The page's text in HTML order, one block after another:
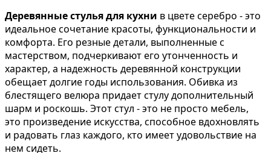
Деревянные стулья для кухни в цвете серебро - это
идеальное сочетание красоты, функциональности и
комфорта. Его резные детали, выполненные с
мастерством, подчеркивают его утонченность и
характер, а надежность деревянной конструкции
обещает долгие годы использования. Обивка из
блестящего велюра придает стулу дополнительный
шарм и роскошь. Этот стул - это не просто мебель,
это произведение искусства, способное вдохновлять
и радовать глаз каждого, кто имеет удовольствие на
нем сидеть.